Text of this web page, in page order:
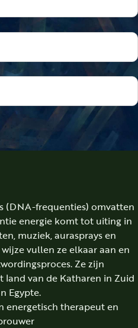
(DNA-frequenties) omvatten
energie komt tot uiting in
muziek, aurasprays en
vullen ze elkaar aan en
Ze zijn
van de Katharen in Zuid
Egypte.
energetisch therapeut en